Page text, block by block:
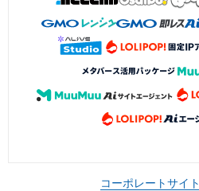
コーポレートサイト